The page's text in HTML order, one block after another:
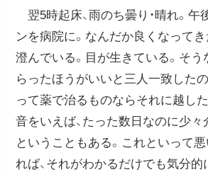
翌5時起床、雨のち曇り・晴れ。午
ンを病院に。なんだか良くなって
澄んでいる。目が生きている。そ
らったほうがいいと三人一致した
って薬で治るものならそれに越し
音をいえば、たった数日なのに少
ということもある。これといって
れば、それがわかるだけでも気分的